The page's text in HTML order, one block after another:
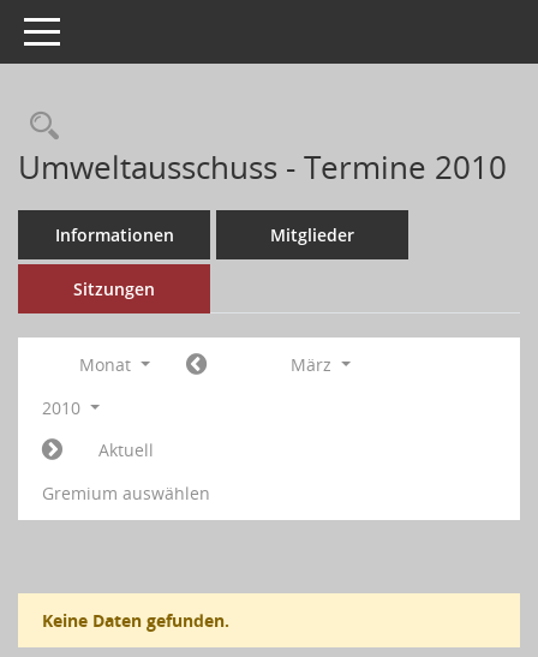
Toggle navigation
Umweltausschuss - Termine 2010
Informationen Mitglieder
Sitzungen
Monat
März
2010
Aktuell
Gremium auswählen
Keine Daten gefunden.